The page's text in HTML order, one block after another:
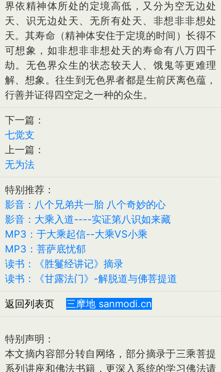
界依精神体所处的定境高低，又分为空无边处
天、识无边处天、无所有处天、非想非非想处
天。其寿命（精神体安住于定境的时间）长得不
可想象，如非想非非想处天的寿命有八万四千
劫。无色界众生的状态较天人、饿鬼等更难理
解、想象。往生到无色界者都是生前厌离色蕴，
行善并证得四空定之一种的众生。
下一篇：
七觉支
上一篇：
无为法
特别推荐：
影音：八个兄弟共一胎 八个奇妙的心
影音：大乘入道----实证第八识如来藏
MP3：于大乘起信--大乘VS小乘
MP3：菩萨底忧郁
读书：《胜鬘经讲记》摘录
读书：《甘露法门》-解脱道与佛菩提道
返回列表页 三摩地 sanmodi.cn
特别声明：
本文摘内容部分转自网络，部分摘录于三乘菩提
系列讲座和佛法书籍，更深入系统的学习佛法请